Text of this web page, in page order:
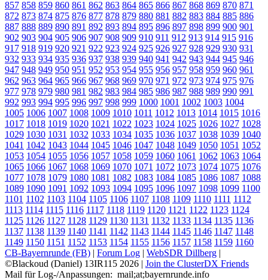
857 858 859 860 861 862 863 864 865 866 867 868 869 870 871
872 873 874 875 876 877 878 879 880 881 882 883 884 885 886
887 888 889 890 891 892 893 894 895 896 897 898 899 900 901
902 903 904 905 906 907 908 909 910 911 912 913 914 915 916
917 918 919 920 921 922 923 924 925 926 927 928 929 930 931
932 933 934 935 936 937 938 939 940 941 942 943 944 945 946
947 948 949 950 951 952 953 954 955 956 957 958 959 960 961
962 963 964 965 966 967 968 969 970 971 972 973 974 975 976
977 978 979 980 981 982 983 984 985 986 987 988 989 990 991
992 993 994 995 996 997 998 999 1000 1001 1002 1003 1004
1005 1006 1007 1008 1009 1010 1011 1012 1013 1014 1015 1016
1017 1018 1019 1020 1021 1022 1023 1024 1025 1026 1027 1028
1029 1030 1031 1032 1033 1034 1035 1036 1037 1038 1039 1040
1041 1042 1043 1044 1045 1046 1047 1048 1049 1050 1051 1052
1053 1054 1055 1056 1057 1058 1059 1060 1061 1062 1063 1064
1065 1066 1067 1068 1069 1070 1071 1072 1073 1074 1075 1076
1077 1078 1079 1080 1081 1082 1083 1084 1085 1086 1087 1088
1089 1090 1091 1092 1093 1094 1095 1096 1097 1098 1099 1100
1101 1102 1103 1104 1105 1106 1107 1108 1109 1110 1111 1112
1113 1114 1115 1116 1117 1118 1119 1120 1121 1122 1123 1124
1125 1126 1127 1128 1129 1130 1131 1132 1133 1134 1135 1136
1137 1138 1139 1140 1141 1142 1143 1144 1145 1146 1147 1148
1149 1150 1151 1152 1153 1154 1155 1156 1157 1158 1159 1160
CB-Bayernrunde (FB) | Forum Log | WebSDR Dillberg |
©Blackoud (Daniel) 13IR115 2026 | Join the ClusterDX Friends
Mail für Log-/Anpassungen: mail;at;bayernrunde.info